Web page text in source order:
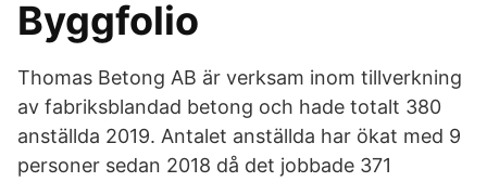
Byggfolio
Thomas Betong AB är verksam inom tillverkning
av fabriksblandad betong och hade totalt 380
anställda 2019. Antalet anställda har ökat med 9
personer sedan 2018 då det jobbade 371